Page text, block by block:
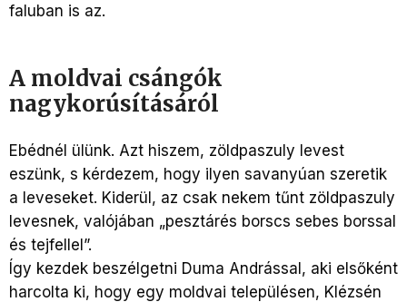
faluban is az.
A moldvai csángók
nagykorúsításáról
Ebédnél ülünk. Azt hiszem, zöldpaszuly levest
eszünk, s kérdezem, hogy ilyen savanyúan szeretik
a leveseket. Kiderül, az csak nekem tűnt zöldpaszuly
levesnek, valójában „pesztárés borscs sebes borssal
és tejfellel”.
Így kezdek beszélgetni Duma Andrással, aki elsőként
harcolta ki, hogy egy moldvai településen, Klézsén